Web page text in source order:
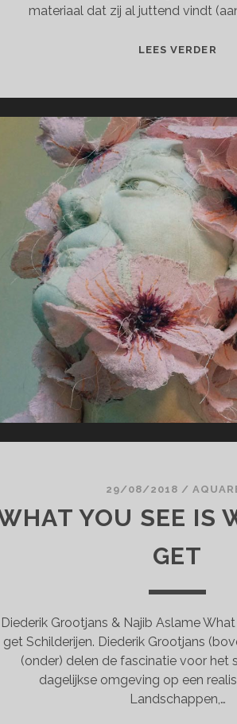
materiaal dat zij al juttend vindt
LEES VERDER
29/08/2018 /
YOU SEE IS
GET
Diederik Grootjans & Najib Aslame
get Schilderijen. Diederik Grootjans
(onder) delen de fascinatie voor het
dagelijkse omgeving op een
Landschappen,…